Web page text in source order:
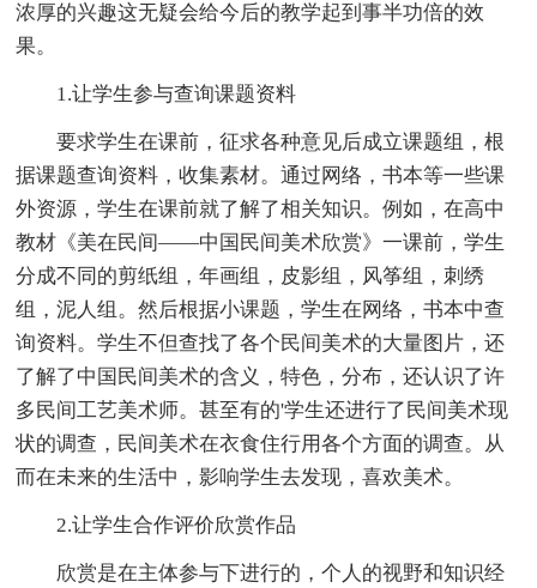
浓厚的兴趣这无疑会给今后的教学起到事半功倍的效
果。
1.让学生参与查询课题资料
要求学生在课前，征求各种意见后成立课题组，根
据课题查询资料，收集素材。通过网络，书本等一些课
外资源，学生在课前就了解了相关知识。例如，在高中
教材《美在民间——中国民间美术欣赏》一课前，学生
分成不同的剪纸组，年画组，皮影组，风筝组，刺绣
组，泥人组。然后根据小课题，学生在网络，书本中查
询资料。学生不但查找了各个民间美术的大量图片，还
了解了中国民间美术的含义，特色，分布，还认识了许
多民间工艺美术师。甚至有的'学生还进行了民间美术现
状的调查，民间美术在衣食住行用各个方面的调查。从
而在未来的生活中，影响学生去发现，喜欢美术。
2.让学生合作评价欣赏作品
欣赏是在主体参与下进行的，个人的视野和知识经